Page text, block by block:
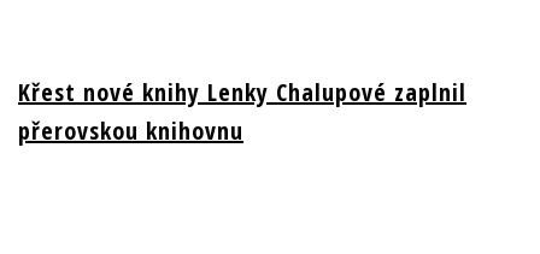
Křest nové knihy Lenky Chalupové zaplnil
přerovskou knihovnu